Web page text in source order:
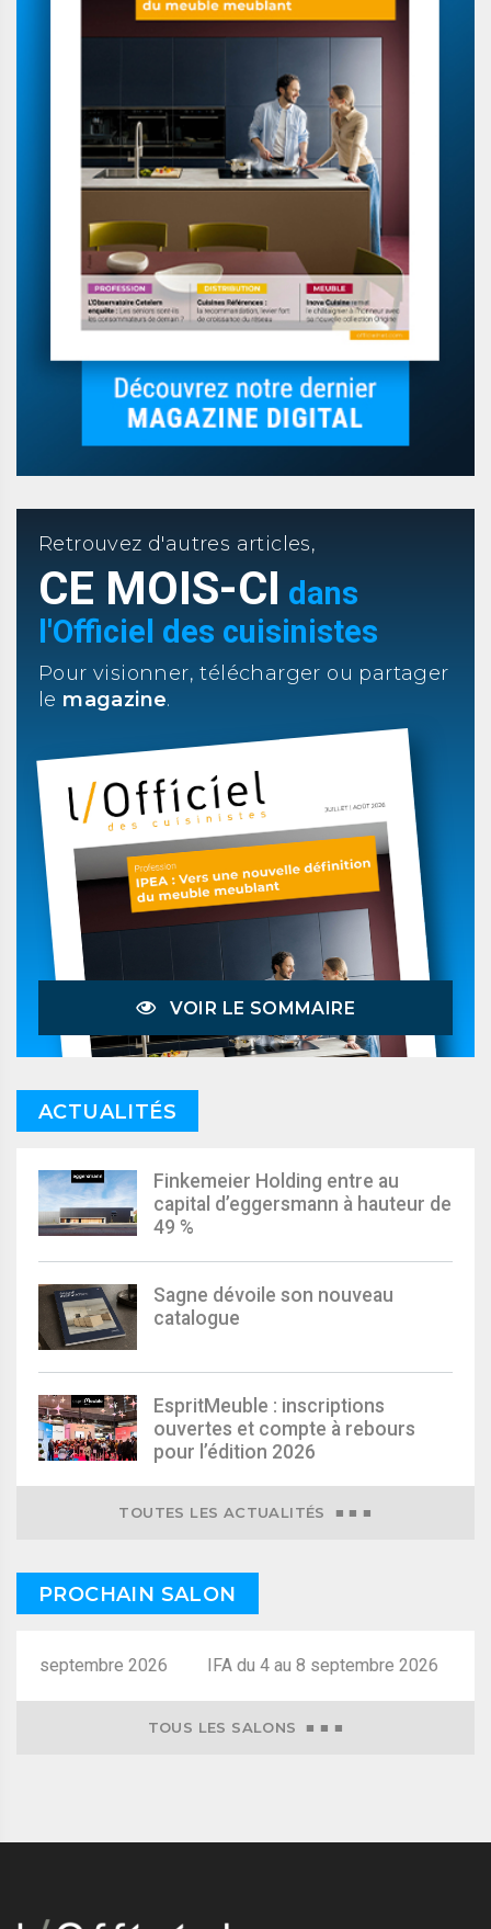
Retrouvez d'autres articles,
CE MOIS-CI dans
l'Officiel des cuisinistes
Pour visionner, télécharger ou partager
le magazine.
VOIR LE SOMMAIRE
ACTUALITÉS
Finkemeier Holding entre au
capital d’eggersmann à hauteur de
49 %
Sagne dévoile son nouveau
catalogue
EspritMeuble : inscriptions
ouvertes et compte à rebours
pour l’édition 2026
TOUTES LES ACTUALITÉS ■ ■ ■
PROCHAIN SALON
8 septembre 2026
TOUS LES SALONS ■ ■ ■